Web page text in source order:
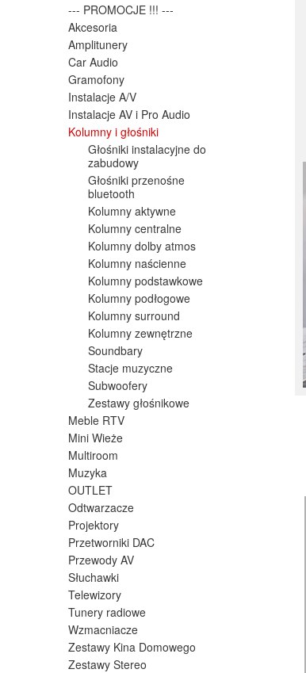
--- PROMOCJE !!! ---
Akcesoria
Amplitunery
Car Audio
Gramofony
Instalacje A/V
Instalacje AV i Pro Audio
Kolumny i głośniki
Głośniki instalacyjne do
zabudowy
Głośniki przenośne
bluetooth
Kolumny aktywne
Kolumny centralne
Kolumny dolby atmos
Kolumny naścienne
Kolumny podstawkowe
Kolumny podłogowe
Kolumny surround
Kolumny zewnętrzne
Soundbary
Stacje muzyczne
Subwoofery
Zestawy głośnikowe
Meble RTV
Mini Wieże
Multiroom
Muzyka
OUTLET
Odtwarzacze
Projektory
Przetworniki DAC
Przewody AV
Słuchawki
Telewizory
Tunery radiowe
Wzmacniacze
Zestawy Kina Domowego
Zestawy Stereo